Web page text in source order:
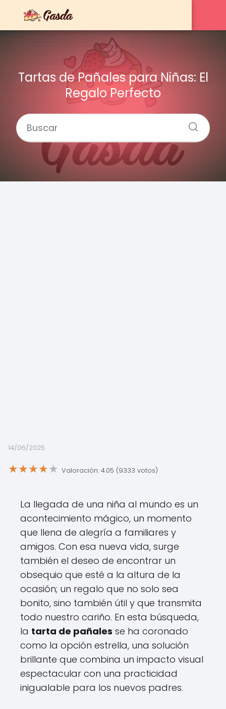
Tartas de Pañales para Niñas: El
Regalo Perfecto
14/06/2025
★★★★★ Valoración: 4.05 (9333 votos)
La llegada de una niña al mundo es un
acontecimiento mágico, un momento
que llena de alegría a familiares y
amigos. Con esa nueva vida, surge
también el deseo de encontrar un
obsequio que esté a la altura de la
ocasión; un regalo que no solo sea
bonito, sino también útil y que transmita
todo nuestro cariño. En esta búsqueda,
la tarta de pañales se ha coronado
como la opción estrella, una solución
brillante que combina un impacto visual
espectacular con una practicidad
inigualable para los nuevos padres.